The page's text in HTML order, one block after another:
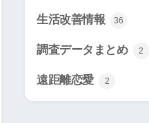
生活改善情報 36
調査データまとめ 2
遠距離恋愛 2